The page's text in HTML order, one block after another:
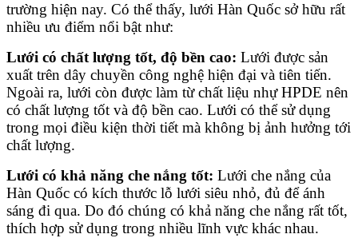
trường hiện nay. Có thể thấy, lưới Hàn Quốc sở hữu rất
nhiều ưu điểm nổi bật như:
Lưới có chất lượng tốt, độ bền cao: Lưới được sản
xuất trên dây chuyền công nghệ hiện đại và tiên tiến.
Ngoài ra, lưới còn được làm từ chất liệu nhự HPDE nên
có chất lượng tốt và độ bền cao. Lưới có thể sử dụng
trong mọi điều kiện thời tiết mà không bị ảnh hưởng tới
chất lượng.
Lưới có khả năng che nắng tốt: Lưới che nắng của
Hàn Quốc có kích thước lỗ lưới siêu nhỏ, đủ để ánh
sáng đi qua. Do đó chúng có khả năng che nắng rất tốt,
thích hợp sử dụng trong nhiều lĩnh vực khác nhau.